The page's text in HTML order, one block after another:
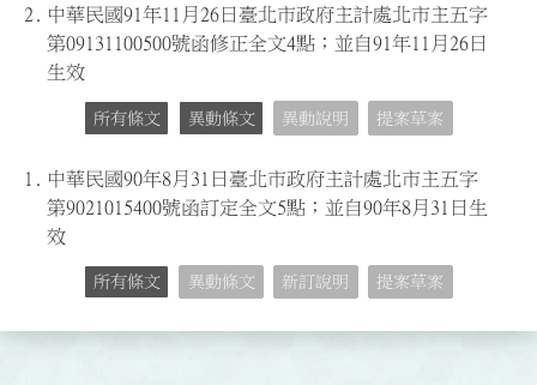
2. 中華民國91年11月26日臺北市政府主計處北市主五字
第09131100500號函修正全文4點；並自91年11月26日
生效
所有條文 異動條文 異動說明 提案草案
1.
中華民國90年8月31日臺北市政府主計處北市主五字
第9021015400號函訂定全文5點；並自90年8月31日生
效
所有條文 異動條文 新訂說明 提案草案